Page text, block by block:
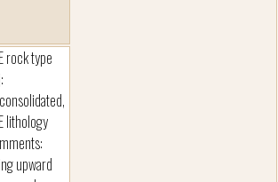
rock type
lithology
upward